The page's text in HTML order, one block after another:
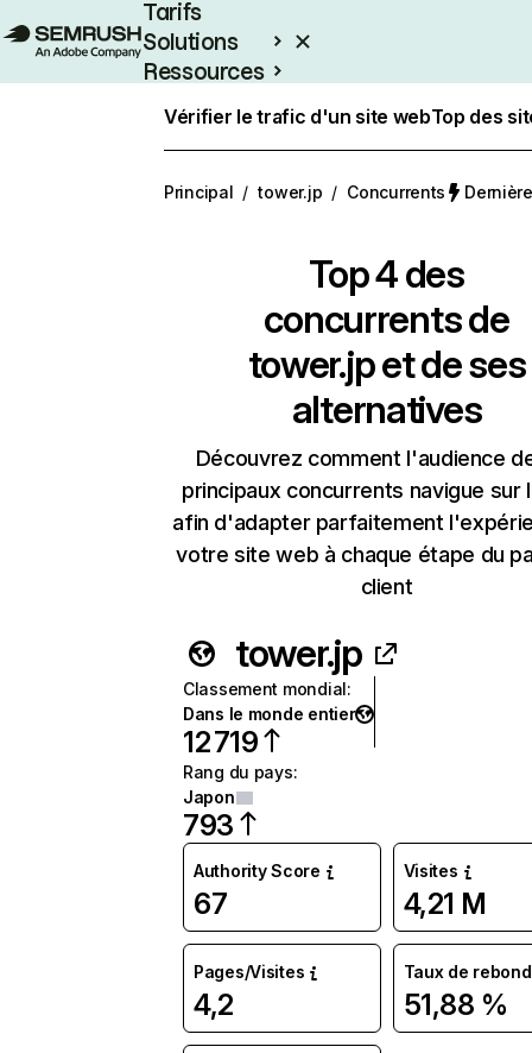
Tarifs
Solutions
Ressources
Vérifier le trafic d'un site webTop des
Principal / tower.jp / Concurrents
Top 4 des
concurrents de
tower.jp et de ses
alternatives
Découvrez comment l'audience
principaux concurrents navigue sur
afin d'adapter parfaitement
votre site web à chaque étape du
client
tower.jp
Classement mondial:
Dans le monde entier
12 719
Rang du pays:
Japon
793
Authority Score
67
Visites
4,21 M
Pages/Visites
4,2
Taux de rebond
51,88 %